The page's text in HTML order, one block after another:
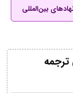
بین‌المللی
ترجمه